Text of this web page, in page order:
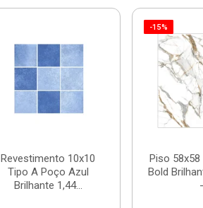
Revestimento 10x10
Tipo A Poço Azul
Brilhante 1,44...
-15%
Piso
Bold